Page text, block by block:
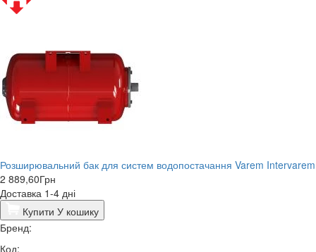
Розширювальний бак для систем водопостачання Varem
2 889,60Грн
Доставка 1-4 дні
Купити У кошику
Бренд:
Код: